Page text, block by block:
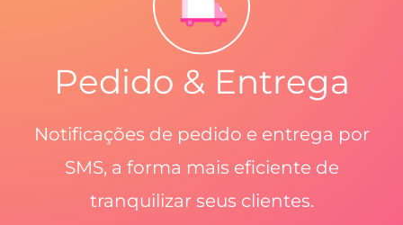
Pedido & Entrega
Notificações de pedido e entrega por
SMS, a forma mais eficiente de
tranquilizar seus clientes.